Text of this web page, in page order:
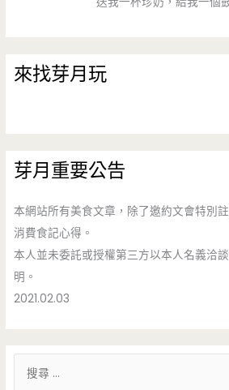
來找芽月玩
芽月重要公告
本網站所有美食文章，除了邀約文會特別
消費食記心得。
本人並未委託或授權第三方以本人名義洽
明。
2021.02.03